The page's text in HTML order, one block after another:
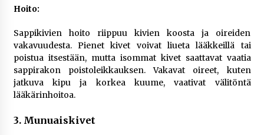
Hoito:
Sappikivien hoito riippuu kivien koosta ja oireiden
vakavuudesta. Pienet kivet voivat liueta lääkkeillä tai
poistua itsestään, mutta isommat kivet saattavat vaatia
sappirakon poistoleikkauksen. Vakavat oireet, kuten
jatkuva kipu ja korkea kuume, vaativat välitöntä
lääkärinhoitoa.
3. Munuaiskivet